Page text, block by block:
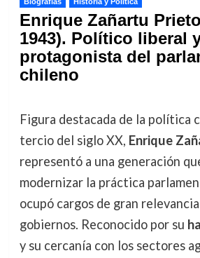
Enrique Zañartu
1943). Político liberal
protagonista del
chileno
Figura destacada de la política
tercio del siglo XX, Enrique
representó a una generación
modernizar la práctica
ocupó cargos de gran
gobiernos. Reconocido por su
y su cercanía con los sectores